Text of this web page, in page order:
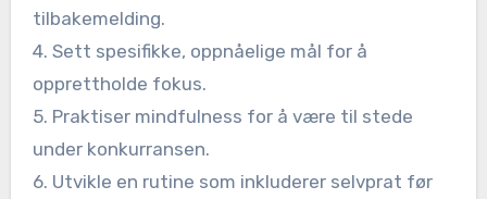
tilbakemelding.
4. Sett spesifikke, oppnåelige mål for å
opprettholde fokus.
5. Praktiser mindfulness for å være til stede
under konkurransen.
6. Utvikle en rutine som inkluderer selvprat før